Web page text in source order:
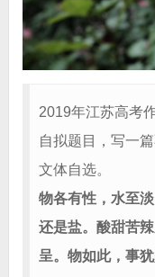
2019年江苏高考
自拟题目，写一
文体自选。
物各有性，水至
还是盐。酸甜苦
呈。物如此，事犹